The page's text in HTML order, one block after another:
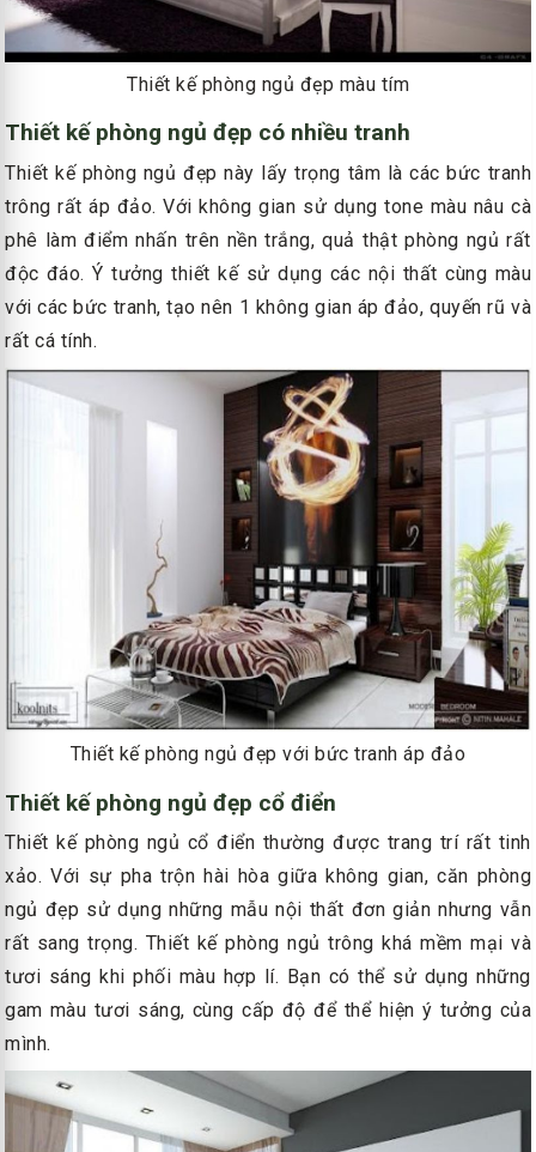
Thiết kế phòng ngủ đẹp màu tím
Thiết kế phòng ngủ đẹp có nhiều tranh
Thiết kế phòng ngủ đẹp này lấy trọng tâm là các bức tranh
trông rất áp đảo. Với không gian sử dụng tone màu nâu cà
phê làm điểm nhấn trên nền trắng, quả thật phòng ngủ rất
độc đáo. Ý tưởng thiết kế sử dụng các nội thất cùng màu
với các bức tranh, tạo nên 1 không gian áp đảo, quyến rũ và
rất cá tính.
Thiết kế phòng ngủ đẹp với bức tranh áp đảo
Thiết kế phòng ngủ đẹp cổ điển
Thiết kế phòng ngủ cổ điển thường được trang trí rất tinh
xảo. Với sự pha trộn hài hòa giữa không gian, căn phòng
ngủ đẹp sử dụng những mẫu nội thất đơn giản nhưng vẫn
rất sang trọng. Thiết kế phòng ngủ trông khá mềm mại và
tươi sáng khi phối màu hợp lí. Bạn có thể sử dụng những
gam màu tươi sáng, cùng cấp độ để thể hiện ý tưởng của
mình.